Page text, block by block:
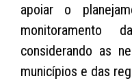
apoiar o
monitoramento
considerando as
municípios e das